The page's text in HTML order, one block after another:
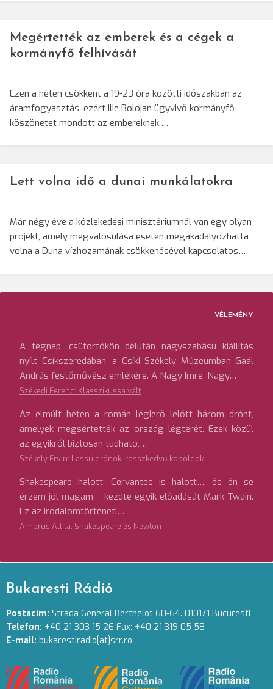
Megértették az emberek és a cégek a
kormányfő felhívását
Ezen a héten csökkent a 19-23 óra közötti időszakban az
áramfogyasztás, ezért Ilie Bolojan ügyvivő kormányfő
köszönetet mondott az embereknek,…
Lett volna idő a dunai munkálatokra
Már négy éve a közlekedési minisztériumnál van egy olyan
projekt, amely megvalósulása esetén megakadályozhatta
volna a Duna vízhozamának csökkenésével kapcsolatos…
VÉLEMÉNY
A tegnap, csütörtökön délután nagyszabású kiállítás
nyílt Csíkszeredában, a Csíki Székely Múzeumban Gaál
András festőművész emlékére. A Nagy Imre, Nagy…
Székedi Ferenc: Klasszikussá vált
Az elmúlt héten a román légierő lelőtt három drónt,
amelyek megsértették az ország légterét. Ezek közül
az egyikről biztosan tudható,…
Székely Ervin: Lassú drónok, rosszkedvű koboldok
Shakespeare halott; Cervantes is halott…; és én se
érzem jól magam – kezdte egyik előadását Mark Twain.
Ez az irodalomtörténeti…
Ambrus Attila: Shakespeare és Newton
Bukaresti Rádió
Postacím: Strada General Berthelot 60-64. 010171 Bucuresti
Telefon: +40 21 303 15 26 Fax: +40 21 319 05 58
E-mail: bukarestiradio[at]srr.ro